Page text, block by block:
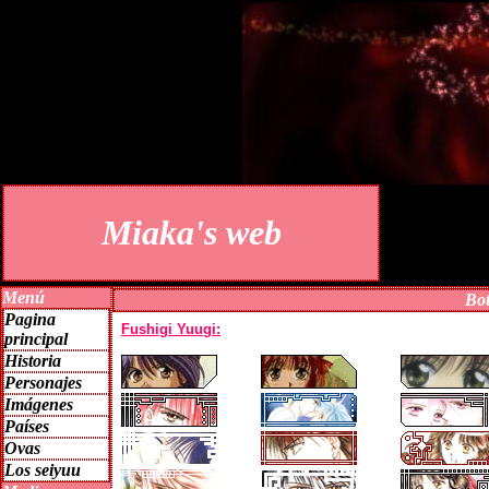
Miaka's web
Menú
Pagina
principal
Historia
Personajes
Imágenes
Países
Ovas
Los seiyuu